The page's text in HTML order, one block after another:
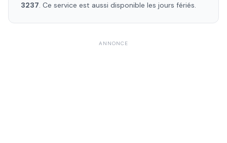
3237. Ce service est aussi disponible les jours fériés.
ANNONCE